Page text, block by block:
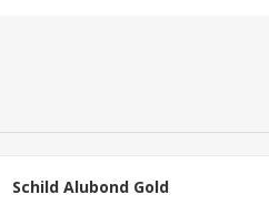
Schild Alubond Gold